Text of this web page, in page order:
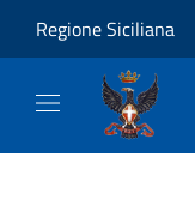
Regione Siciliana